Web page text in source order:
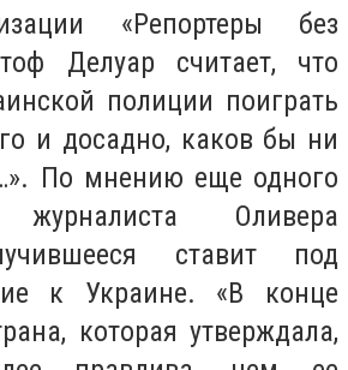
«Репортеры без
Делуар считает, что
полиции поиграть
и досадно, каков бы ни
По мнению еще одного
журналиста Оливера
ставит под
к Украине. «В конце
которая утверждала,